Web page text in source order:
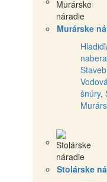
Murárske
šnúry,
Stolárske